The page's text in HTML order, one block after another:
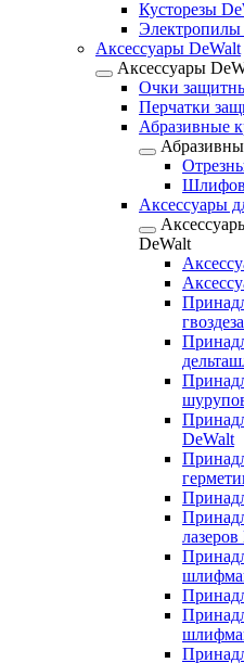
Кусторезы
Электропилы
Аксессуары DeWalt
Аксессуары
Очки
Перчатки
Абразивные
Аксессуары
DeWalt
DeWalt